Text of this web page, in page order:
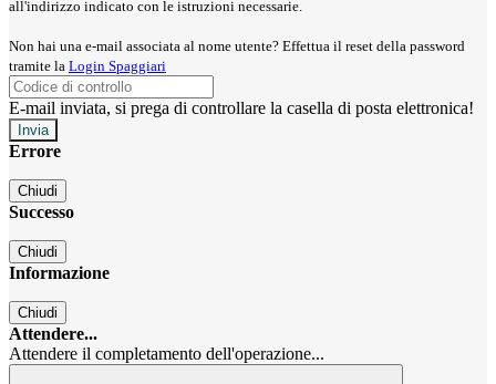
all'indirizzo indicato con le istruzioni necessarie.
Non hai una e-mail associata al nome utente? Effettua il reset della password
tramite la Login Spaggiari
E-mail inviata, si prega di controllare la casella di posta elettronica!
Errore
Chiudi
Successo
Chiudi
Informazione
Chiudi
Attendere...
Attendere il completamento dell'operazione...